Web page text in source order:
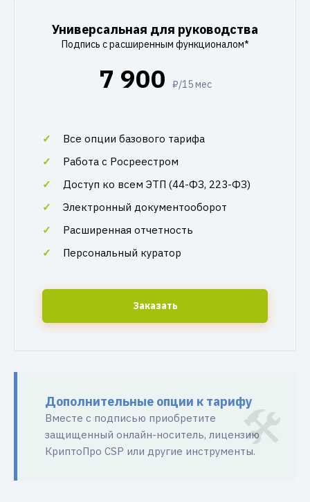
Универсальная для руководства
Подпись с расширенным функционалом*
7 900 ₽/15 мес
Все опции базового тарифа
Работа с Росреестром
Доступ ко всем ЭТП (44-ФЗ, 223-ФЗ)
Электронный документооборот
Расширенная отчетность
Персональный куратор
Заказать
Дополнительные опции к тарифу
Вместе с подписью приобретите
защищенный онлайн-носитель, лицензию
КриптоПро CSP или другие инструменты.